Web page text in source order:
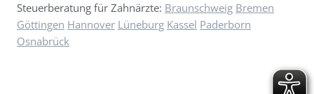
Steuerberatung für Zahnärzte: Braunschweig Bremen
Göttingen Hannover Lüneburg Kassel Paderborn
Osnabrück